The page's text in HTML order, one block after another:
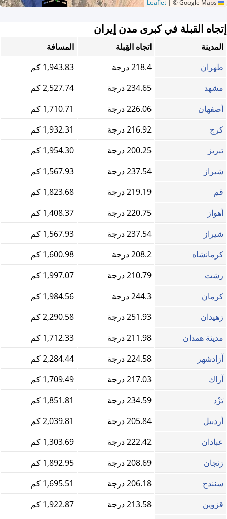
© Google Maps
إتجاه القبلة في كبرى مدن إيران
المدينة اتجاه القِبلة
المسافة
طهران
218.4 درجة
1,943.83 كم
مشهد
234.65 درجة
2,527.74 كم
أصفهان
226.06 درجة
1,710.71 كم
كرج
216.92 درجة
1,932.31 كم
تبريز
200.25 درجة
1,954.30 كم
شيراز
237.54 درجة
1,567.93 كم
قم
219.19 درجة
1,823.68 كم
أهواز
220.75 درجة
1,408.37 كم
شيراز
237.54 درجة
1,567.93 كم
كرمانشاه
208.2 درجة
1,600.98 كم
رشت
210.79 درجة
1,997.07 كم
كرمان
244.3 درجة
1,984.56 كم
زهيدان
251.93 درجة
2,290.58 كم
مدينة همدان
211.98 درجة
1,712.33 كم
آزادشهر
224.58 درجة
2,284.44 كم
آراك
217.03 درجة
1,709.49 كم
يَزْد
234.59 درجة
1,851.81 كم
أردبيل
205.84 درجة
2,039.81 كم
عبادان
222.42 درجة
1,303.69 كم
زنجان
208.69 درجة
1,892.95 كم
سنندج
206.18 درجة
1,695.51 كم
قزوين
213.58 درجة
1,922.87 كم